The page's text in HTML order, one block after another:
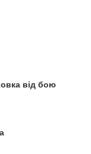
від бою